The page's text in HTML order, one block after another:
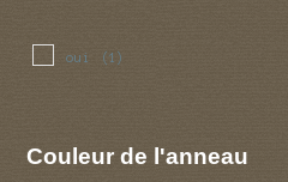
oui (1)
Couleur de l'anneau